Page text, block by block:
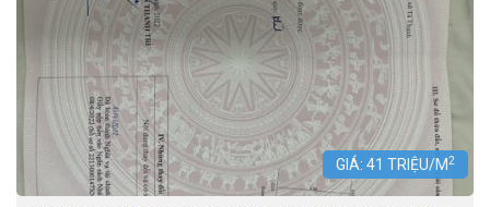
GIÁ: 41 TRIỆU/M2